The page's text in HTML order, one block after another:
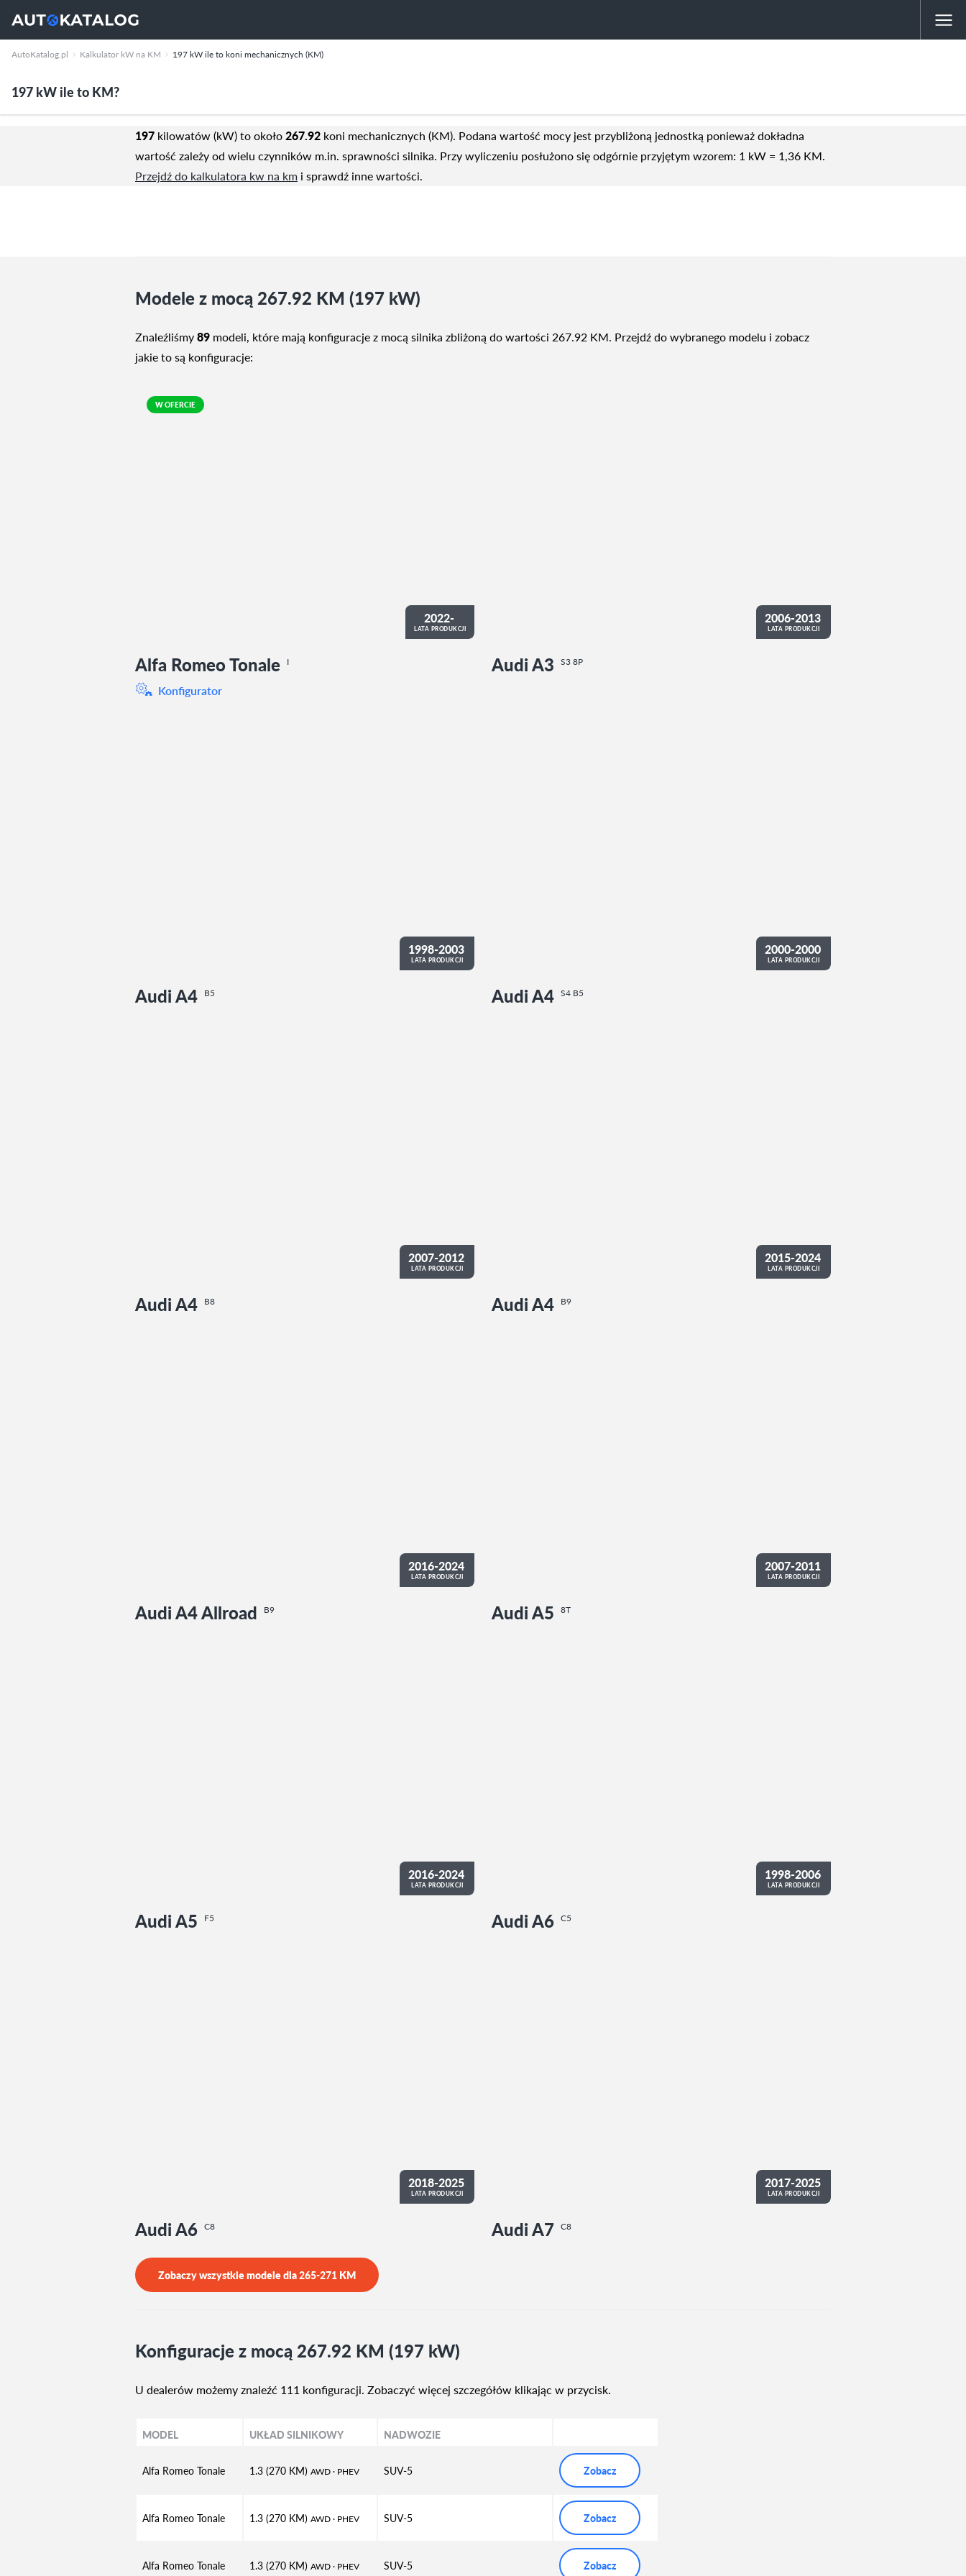
AutoKatalog.pl Kalkulator kW na KM 197 kW ile to koni mechanicznych (KM)
197 kW ile to KM?
197 kilowatów (kW) to około267.92 koni mechanicznych (KM). Podana wartość mocy jest przybliżoną jednostką ponieważ dokładna
wartość zależy od wielu czynników m.in. sprawności silnika. Przy wyliczeniu posłużono się odgórnie przyjętym wzorem: 1 kW = 1,36 KM.
Przejdź do kalkulatora kw na km i sprawdź inne wartości.
Modele z mocą 267.92 KM (197 kW)
Znaleźliśmy89 modeli, które mają konfiguracje z mocą silnika zbliżoną do wartości 267.92 KM. Przejdź do wybranego modelu i zobacz
jakie to są konfiguracje:
W OFERCIE
2022-
LATA PRODUKCJI
Alfa Romeo Tonale I
Konfigurator
2006-2013
LATA PRODUKCJI
Audi A3 S3 8P
1998-2003
LATA PRODUKCJI
Audi A4 B5
2000-2000
LATA PRODUKCJI
Audi A4 S4 B5
2007-2012
LATA PRODUKCJI
Audi A4 B8
2015-2024
LATA PRODUKCJI
Audi A4 B9
2016-2024
LATA PRODUKCJI
Audi A4 Allroad B9
2007-2011
LATA PRODUKCJI
Audi A5 8T
2016-2024
LATA PRODUKCJI
Audi A5 F5
1998-2006
LATA PRODUKCJI
Audi A6 C5
2018-2025
LATA PRODUKCJI
Audi A6 C8
2017-2025
LATA PRODUKCJI
Audi A7 C8
Zobaczy wszystkie modele dla265-271 KM
Konfiguracje z mocą 267.92 KM (197 kW)
U dealerów możemy znaleźć 111 konfiguracji. Zobaczyć więcej szczegółów klikając w przycisk.
MODEL UKŁAD SILNIKOWY NADWOZIE
Alfa Romeo Tonale 1.3 (270 KM) AWD· PHEV SUV-5 Zobacz
Alfa Romeo Tonale 1.3 (270 KM) AWD· PHEV SUV-5 Zobacz
Alfa Romeo Tonale 1.3 (270 KM) AWD· PHEV SUV-5 Zobacz